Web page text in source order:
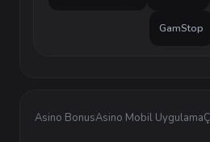
GamStop
Asino BonusAsino Mobil Uygulama